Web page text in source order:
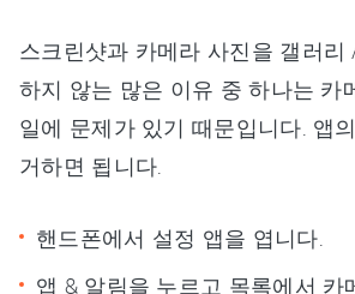
스크린샷과 카메라 사진을 갤러
하지 않는 많은 이유 중 하나는 카
일에 문제가 있기 때문입니다. 앱
거하면 됩니다.
핸드폰에서 설정 앱을 엽니다.
앱 & 알림을 누르고 목록에서 카